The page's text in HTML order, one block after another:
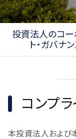
投資法人のコー
ト・ガバナ
コンプ
本投資法人および